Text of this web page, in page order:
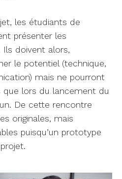
les étudiants de
présenter les
Ils doivent alors,
le potentiel (technique,
mais ne pourront
que lors du lancement du
De cette rencontre
originales, mais
puisqu’un prototype